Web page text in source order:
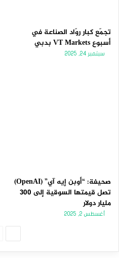
تجمّع كبار روّاد الصناعة في
أسبوع VT Markets بدبي
سبتمبر 24, 2025
صحيفة: “أوبن إيه آي” (OpenAI)
تصل قيمتها السوقية إلى 300
مليار دولار
أغسطس 2, 2025